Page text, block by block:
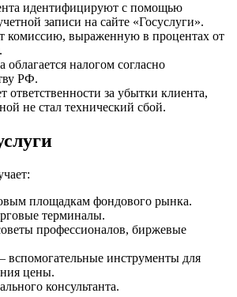
идентифицируют с помощью
записи на сайте «Госуслуги».
комиссию, выраженную в процентах от
облагается налогом согласно
РФ.
ответственности за убытки клиента,
не стал технический сбой.
площадкам фондового рынка.
терминалы.
профессионалов, биржевые
инструменты для
цены.
консультанта.